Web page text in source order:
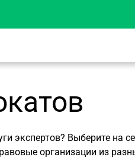
экспертов? Выберите на
организации из